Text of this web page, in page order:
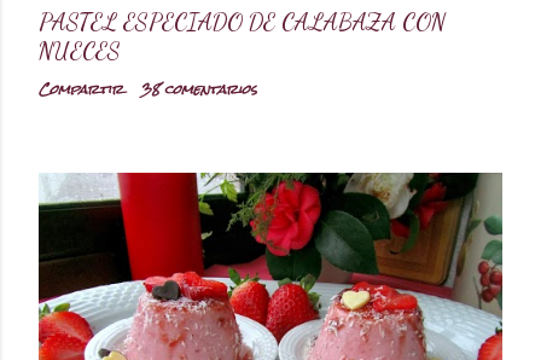
PASTEL ESPECIADO DE CALABAZA CON
NUECES
Compartir 38 comentarios